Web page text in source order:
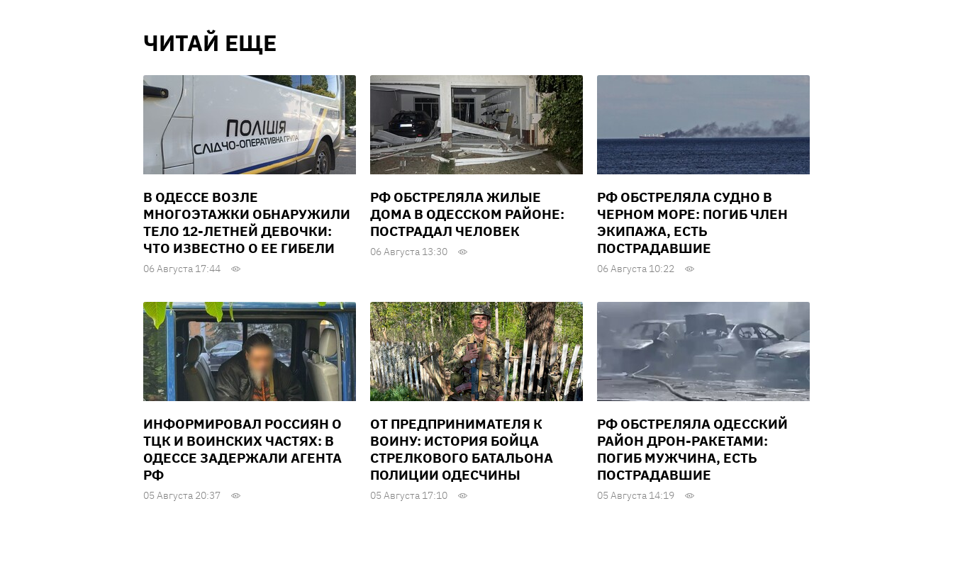
ЧИТАЙ ЕЩЕ
В ОДЕССЕ ВОЗЛЕ
МНОГОЭТАЖКИ ОБНАРУЖИЛИ
ТЕЛО 12-ЛЕТНЕЙ ДЕВОЧКИ:
ЧТО ИЗВЕСТНО О ЕЕ ГИБЕЛИ
06 Августа 17:44
РФ ОБСТРЕЛЯЛА ЖИЛЫЕ
ДОМА В ОДЕССКОМ РАЙОНЕ:
ПОСТРАДАЛ ЧЕЛОВЕК
06 Августа 13:30
РФ ОБСТРЕЛЯЛА СУДНО В
ЧЕРНОМ МОРЕ: ПОГИБ ЧЛЕН
ЭКИПАЖА, ЕСТЬ
ПОСТРАДАВШИЕ
06 Августа 10:22
ИНФОРМИРОВАЛ РОССИЯН О
ТЦК И ВОИНСКИХ ЧАСТЯХ: В
ОДЕССЕ ЗАДЕРЖАЛИ АГЕНТА
РФ
05 Августа 20:37
ОТ ПРЕДПРИНИМАТЕЛЯ К
ВОИНУ: ИСТОРИЯ БОЙЦА
СТРЕЛКОВОГО БАТАЛЬОНА
ПОЛИЦИИ ОДЕСЧИНЫ
05 Августа 17:10
РФ ОБСТРЕЛЯЛА ОДЕССКИЙ
РАЙОН ДРОН-РАКЕТАМИ:
ПОГИБ МУЖЧИНА, ЕСТЬ
ПОСТРАДАВШИЕ
05 Августа 14:19